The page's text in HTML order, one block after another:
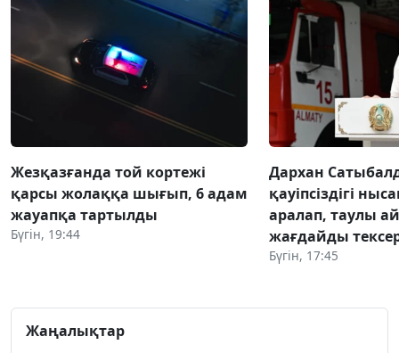
Жезқазғанда той кортежі
қарсы жолаққа шығып, 6 адам
жауапқа тартылды
Бүгін, 19:44
Дархан
қауіпсіздігі
аралап, таулы
жағдайды
Бүгін, 17:45
Жаңалықтар